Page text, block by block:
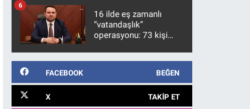
10 yıl sonra yakalandı
16 ilde eş zamanlı
“vatandaşlık”
operasyonu: 73 kişi
6
FACEBOOK BEĞEN
X TAKIP ET